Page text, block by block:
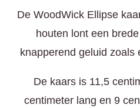
De WoodWick Ellipse
houten lont een
knapperend geluid zoals
De kaars is 11,5
centimeter lang en 9